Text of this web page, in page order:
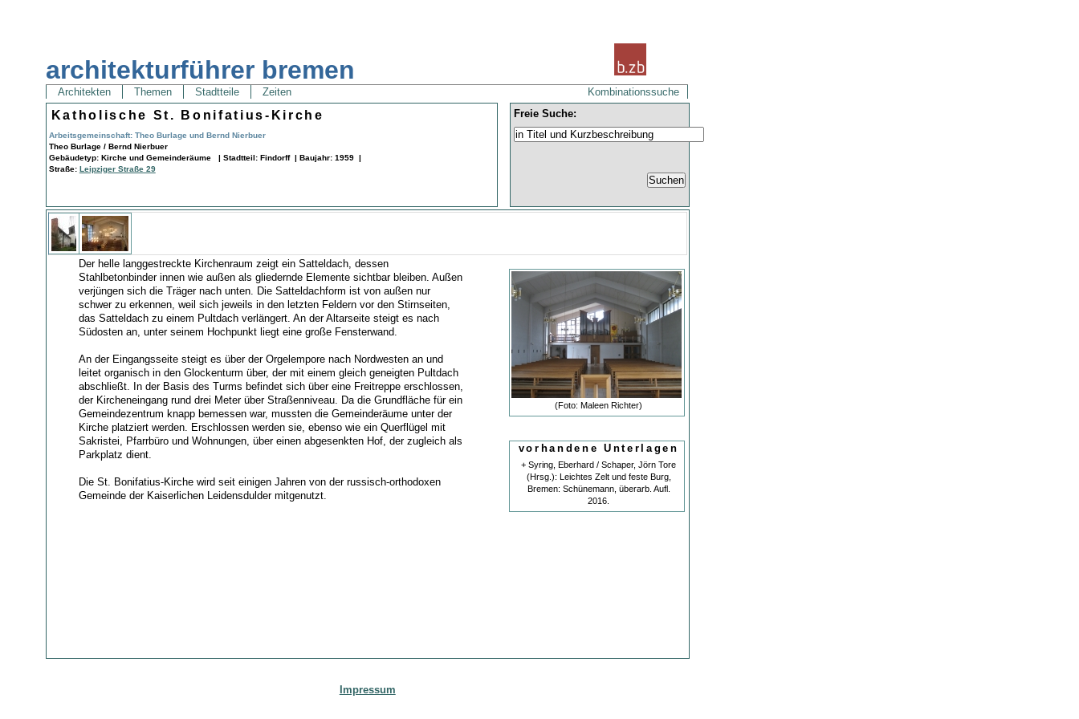
architekturführer bremen
Architekten Themen Stadtteile Zeiten Kombinationssuche
Katholische St. Bonifatius-Kirche
Arbeitsgemeinschaft: Theo Burlage und Bernd Nierbuer
Theo Burlage / Bernd Nierbuer
Gebäudetyp: Kirche und Gemeinderäume | Stadtteil: Findorff | Baujahr: 1959 |
Straße: Leipziger Straße 29
Freie Suche:
(Foto: Maleen Richter)
vorhandene Unterlagen
+ Syring, Eberhard / Schaper, Jörn Tore
(Hrsg.): Leichtes Zelt und feste Burg,
Bremen: Schünemann, überarb. Aufl.
2016.
Der helle langgestreckte Kirchenraum zeigt ein Satteldach, dessen
Stahlbetonbinder innen wie außen als gliedernde Elemente sichtbar bleiben. Außen
verjüngen sich die Träger nach unten. Die Satteldachform ist von außen nur
schwer zu erkennen, weil sich jeweils in den letzten Feldern vor den Stirnseiten,
das Satteldach zu einem Pultdach verlängert. An der Altarseite steigt es nach
Südosten an, unter seinem Hochpunkt liegt eine große Fensterwand.
An der Eingangsseite steigt es über der Orgelempore nach Nordwesten an und
leitet organisch in den Glockenturm über, der mit einem gleich geneigten Pultdach
abschließt. In der Basis des Turms befindet sich über eine Freitreppe erschlossen,
der Kircheneingang rund drei Meter über Straßenniveau. Da die Grundfläche für ein
Gemeindezentrum knapp bemessen war, mussten die Gemeinderäume unter der
Kirche platziert werden. Erschlossen werden sie, ebenso wie ein Querflügel mit
Sakristei, Pfarrbüro und Wohnungen, über einen abgesenkten Hof, der zugleich als
Parkplatz dient.
Die St. Bonifatius-Kirche wird seit einigen Jahren von der russisch-orthodoxen
Gemeinde der Kaiserlichen Leidensdulder mitgenutzt.
Impressum